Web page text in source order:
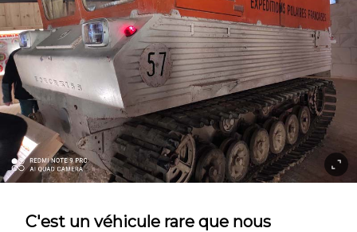
C'est un véhicule rare que nous